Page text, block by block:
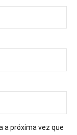
a próxima vez que